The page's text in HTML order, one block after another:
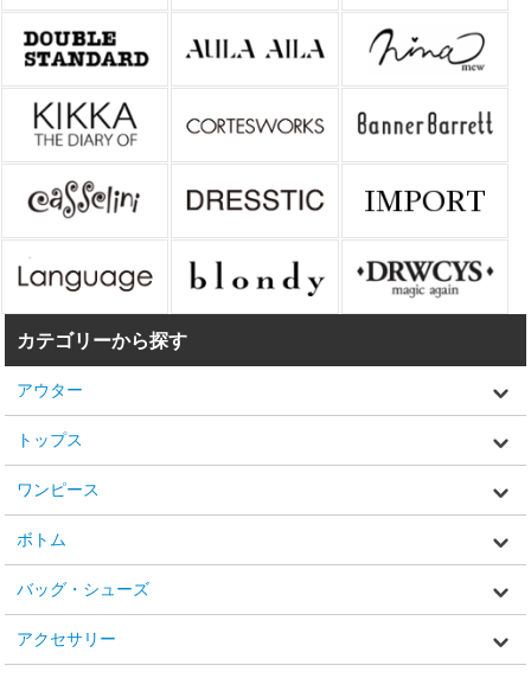
カテゴリーから探す
アウター
トップス
ワンピース
ボトム
バッグ・シューズ
アクセサリー